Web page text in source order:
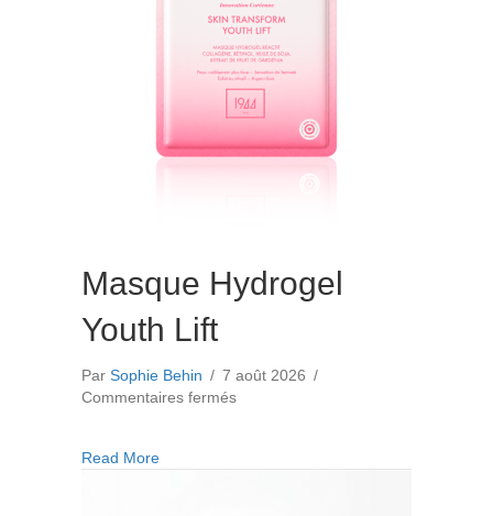
Masque Hydrogel
Youth Lift
Par Sophie Behin / 7 août 2026 /
Commentaires ferméssur
Read Moreabout Masque Hydrogel Youth Lift